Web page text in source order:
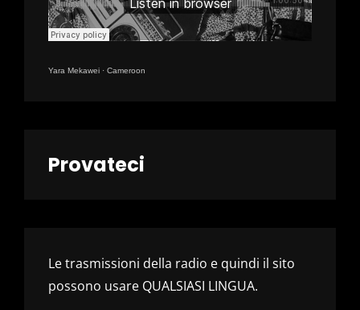
Yara Mekawei · Cameroon
Provateci
Le trasmissioni della radio e quindi il sito
possono usare QUALSIASI LINGUA.